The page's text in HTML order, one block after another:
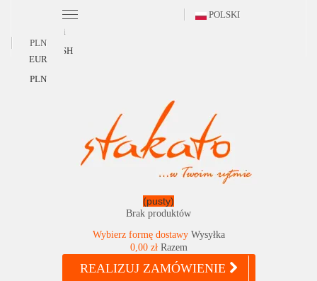
POLSKI
Polski
ENGLISH
PLN
EUR
PLN
(pusty)
Brak produktów
Wybierz formę dostawy Wysyłka
0,00 zł Razem
REALIZUJ ZAMÓWIENIE